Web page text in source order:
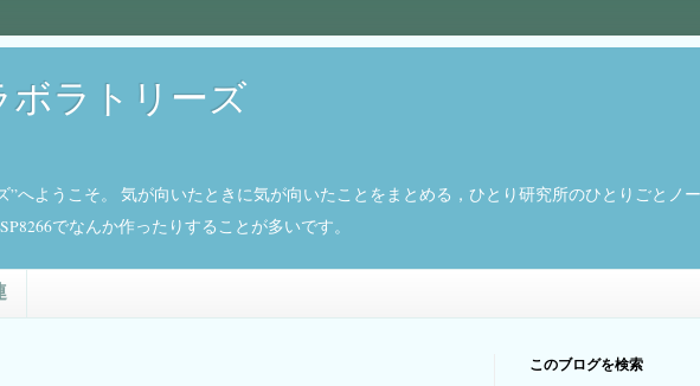
ボラトリーズ
”へようこそ。 気が向いたときに気が向いたことをまとめる，ひとり研究所のひとりごとノー
でなんか作ったりすることが多いです。
このブログを検索